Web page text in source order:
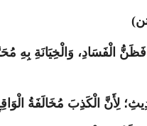
الْفَسَادِ، وَالْخِيَانَةِ بِهِ
لِأَنَّ الْكَذِبَ مُخَالَفَةُ